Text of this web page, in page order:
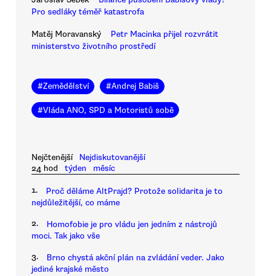
Pro sedláky téměř katastrofa
Matěj Moravanský
Petr Macinka přijel rozvrátit
ministerstvo životního prostředí
#Zemědělství #Andrej Babiš
#Vláda ANO, SPD a Motoristů sobě
Nejčtenější
Nejdiskutovanější
24 hod
týden měsíc
1.
Proč děláme AltPrajd? Protože solidarita je to
nejdůležitější, co máme
2.
Homofobie je pro vládu jen jedním z nástrojů
moci. Tak jako vše
3.
Brno chystá akční plán na zvládání veder. Jako
jediné krajské město